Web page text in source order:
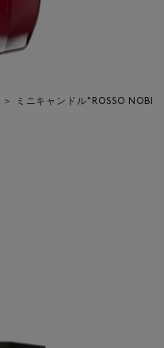
ミニキャンドル"ROSSO NOBI